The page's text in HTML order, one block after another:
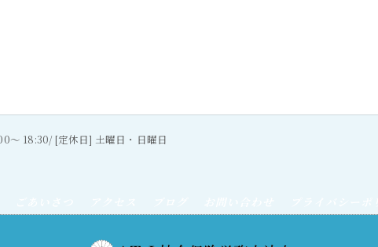
〜 18:30/ [定休日] 土曜日・日曜日